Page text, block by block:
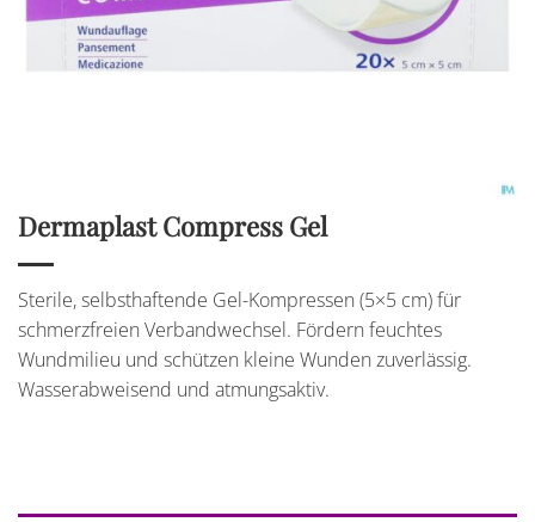
Dermaplast Compress Gel
Sterile, selbsthaftende Gel-Kompressen (5×5 cm) für
schmerzfreien Verbandwechsel. Fördern feuchtes
Wundmilieu und schützen kleine Wunden zuverlässig.
Wasserabweisend und atmungsaktiv.